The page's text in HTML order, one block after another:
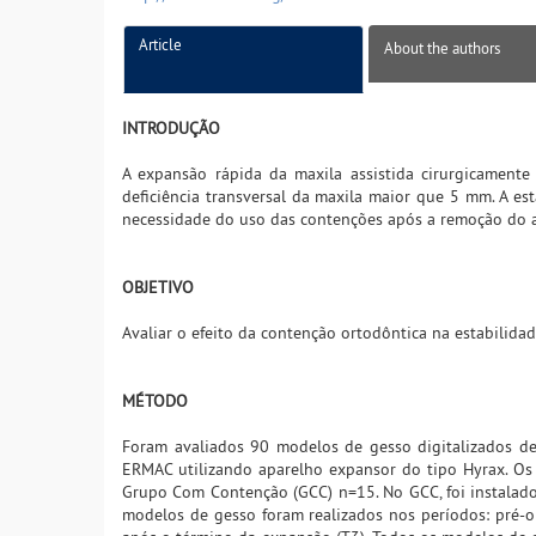
Article About the authors
INTRODUÇÃO
A expansão rápida da maxila assistida
deficiência transversal da maxila maior que 5 mm. A
necessidade do uso das contenções após a remoção do
OBJETIVO
Avaliar o efeito da contenção ortodôntica na
MÉTODO
Foram avaliados 90 modelos de gesso digitalizados
ERMAC utilizando aparelho expansor do tipo Hyrax.
Grupo Com Contenção (GCC) n=15. No GCC, foi
modelos de gesso foram realizados nos períodos: